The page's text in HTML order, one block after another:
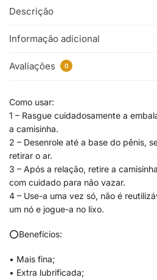
Descrição
Informação adicional
Avaliações 0
Como usar:
1 – Rasgue cuidadosamente a
a camisinha.
2 – Desenrole até a base do pênis,
retirar o ar.
3 – Após a relação, retire a
com cuidado para não vazar.
4 – Use-a uma vez só, não é
um nó e jogue-a no lixo.
⭕Benefícios:
• Mais fina;
• Extra lubrificada;